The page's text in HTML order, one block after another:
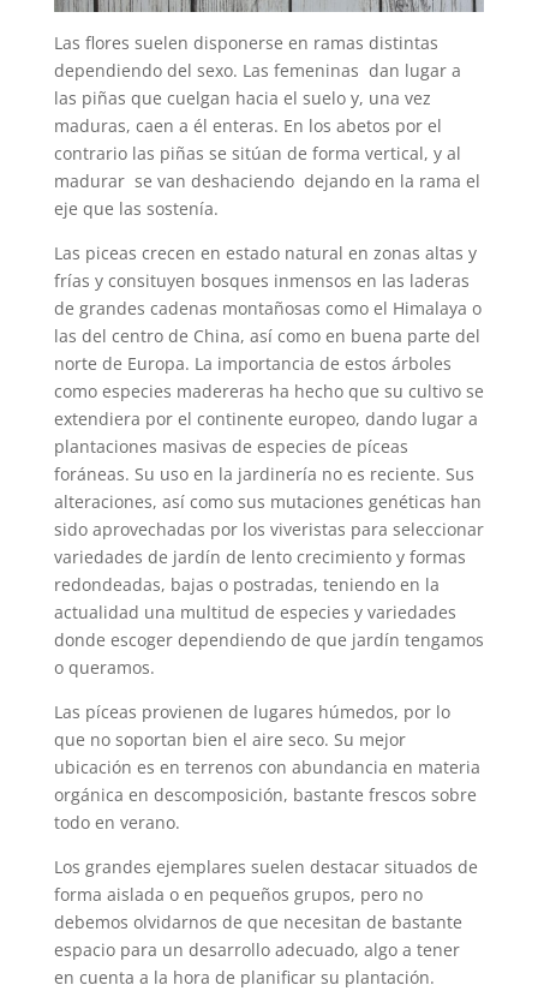
Las flores suelen disponerse en ramas distintas
dependiendo del sexo. Las femeninas dan lugar a
las piñas que cuelgan hacia el suelo y, una vez
maduras, caen a él enteras. En los abetos por el
contrario las piñas se sitúan de forma vertical, y al
madurar se van deshaciendo dejando en la rama el
eje que las sostenía.
Las piceas crecen en estado natural en zonas altas y
frías y consituyen bosques inmensos en las laderas
de grandes cadenas montañosas como el Himalaya o
las del centro de China, así como en buena parte del
norte de Europa. La importancia de estos árboles
como especies madereras ha hecho que su cultivo se
extendiera por el continente europeo, dando lugar a
plantaciones masivas de especies de píceas
foráneas. Su uso en la jardinería no es reciente. Sus
alteraciones, así como sus mutaciones genéticas han
sido aprovechadas por los viveristas para seleccionar
variedades de jardín de lento crecimiento y formas
redondeadas, bajas o postradas, teniendo en la
actualidad una multitud de especies y variedades
donde escoger dependiendo de que jardín tengamos
o queramos.
Las píceas provienen de lugares húmedos, por lo
que no soportan bien el aire seco. Su mejor
ubicación es en terrenos con abundancia en materia
orgánica en descomposición, bastante frescos sobre
todo en verano.
Los grandes ejemplares suelen destacar situados de
forma aislada o en pequeños grupos, pero no
debemos olvidarnos de que necesitan de bastante
espacio para un desarrollo adecuado, algo a tener
en cuenta a la hora de planificar su plantación.